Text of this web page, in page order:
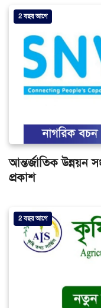
2 বছর আগে
আন্তর্জাতিক উন্নয়ন
প্রকাশ
2 বছর আগে